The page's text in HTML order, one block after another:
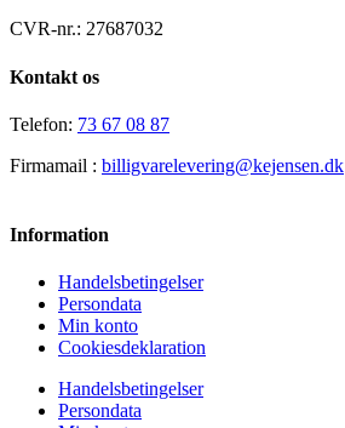
CVR-nr.: 27687032
Kontakt os
Telefon: 73 67 08 87
Firmamail : billigvarelevering@kejensen.dk
Information
Handelsbetingelser
Persondata
Min konto
Cookiesdeklaration
Handelsbetingelser
Persondata